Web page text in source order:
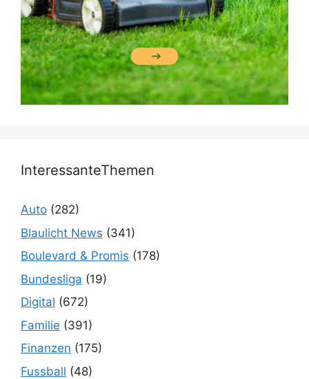
InteressanteThemen
Auto (282)
Blaulicht News (341)
Boulevard & Promis (178)
Bundesliga (19)
Digital (672)
Familie (391)
Finanzen (175)
Fussball (48)